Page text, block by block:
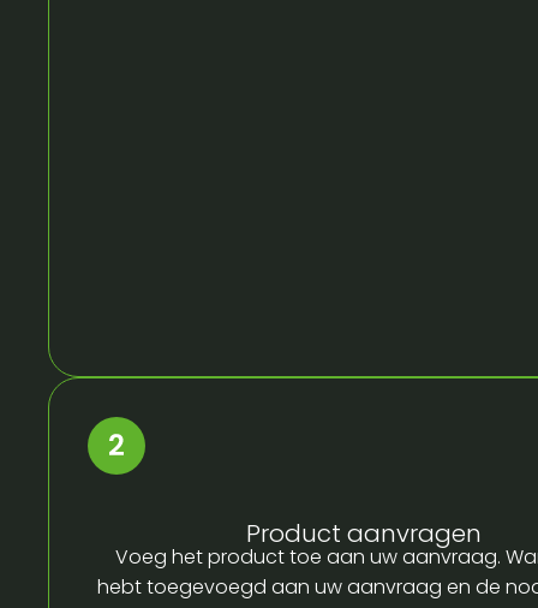
Product aanvragen
Voeg het product toe aan uw aanvraag.
hebt toegevoegd aan uw aanvraag en de